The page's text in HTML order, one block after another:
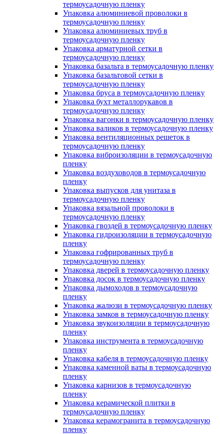
термоусадочную пленку
Упаковка алюминиевой проволоки в
термоусадочную пленку
Упаковка алюминиевых труб в
термоусадочную пленку
Упаковка арматурной сетки в
термоусадочную пленку
Упаковка базальта в термоусадочную пленку
Упаковка базальтовой сетки в
термоусадочную пленку
Упаковка бруса в термоусадочную пленку
Упаковка бухт металлорукавов в
термоусадочную пленку
Упаковка вагонки в термоусадочную пленку
Упаковка валиков в термоусадочную пленку
Упаковка вентиляционных решеток в
термоусадочную пленку
Упаковка виброизоляции в термоусадочную
пленку
Упаковка воздуховодов в термоусадочную
пленку
Упаковка выпусков для унитаза в
термоусадочную пленку
Упаковка вязальной проволоки в
термоусадочную пленку
Упаковка гвоздей в термоусадочную пленку
Упаковка гидроизоляции в термоусадочную
пленку
Упаковка гофрированных труб в
термоусадочную пленку
Упаковка дверей в термоусадочную пленку
Упаковка досок в термоусадочную пленку
Упаковка дымоходов в термоусадочную
пленку
Упаковка жалюзи в термоусадочную пленку
Упаковка замков в термоусадочную пленку
Упаковка звукоизоляции в термоусадочную
пленку
Упаковка инструмента в термоусадочную
пленку
Упаковка кабеля в термоусадочную пленку
Упаковка каменной ваты в термоусадочную
пленку
Упаковка карнизов в термоусадочную
пленку
Упаковка керамической плитки в
термоусадочную пленку
Упаковка керамогранита в термоусадочную
пленку